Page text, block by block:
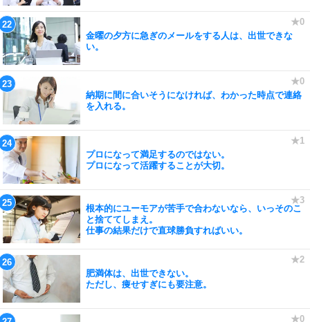
金曜の夕方に急ぎのメールをする人は、出世できな
い。
納期に間に合いそうになければ、わかった時点で連絡
を入れる。
プロになって満足するのではない。
プロになって活躍することが大切。
根本的にユーモアが苦手で合わないなら、いっそのこ
と捨ててしまえ。
仕事の結果だけで直球勝負すればいい。
肥満体は、出世できない。
ただし、痩せすぎにも要注意。